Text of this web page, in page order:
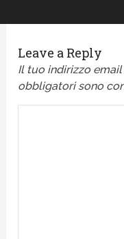
Leave a Reply
Il tuo indirizzo
obbligatori sono